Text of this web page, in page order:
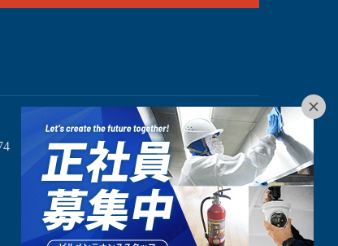
産業廃棄物収集運搬業
・許可番号03703173854